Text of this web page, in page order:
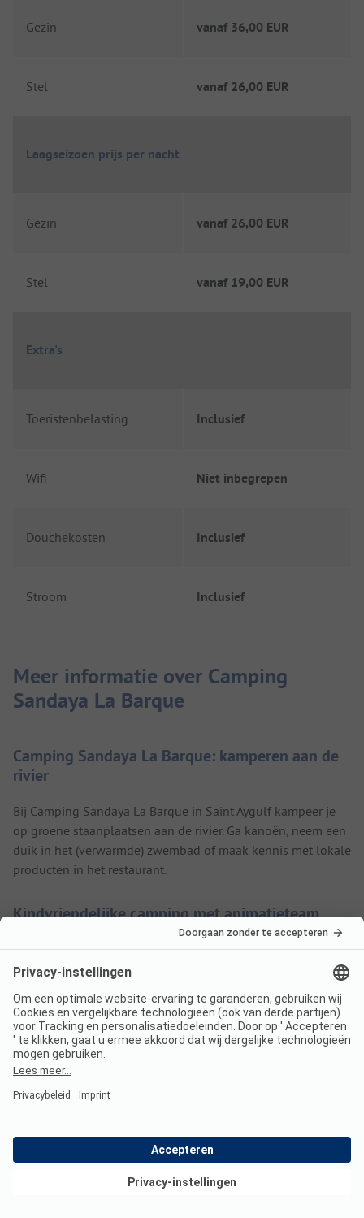
Gezin vanaf 36,00 EUR
Stel vanaf 26,00 EUR
Laagseizoen prijs per nacht
Gezin vanaf 26,00 EUR
Stel vanaf 19,00 EUR
Extra's
Toeristenbelasting Inclusief
Wifi Niet inbegrepen
Douchekosten Inclusief
Stroom Inclusief
Meer informatie over Camping
Sandaya La Barque
Camping Sandaya La Barque: kamperen aan de
rivier
Bij Camping Sandaya La Barque in Saint Aygulf kampeer je
op groene staanplaatsen aan de rivier. Ga kanoën, neem een
duik in het (verwarmde) zwembad of maak kennis met lokale
producten in het restaurant.
Kindvriendelijke camping met animatieteam
Camping Sandaya La Barque is een kindvriendelijke camping
waar je een stacaravan huurt of overnacht met je eigen tent
vermaken door het animatieteam. Er worden voor jong en
oud spelletjes, sporttoernooien, poolparty's en andere
evenementen georganiseerd.
Ontdek de omgeving van Saint Aygulf op de
Wil je de omgeving ontdekken? Huur dan een mountainbike.
Je bereikt binnen een half uur het strand en het centrum van
Saint Aygulf. Sluit de dag hier af op een terrasje. Ook op de
Bekijk deals